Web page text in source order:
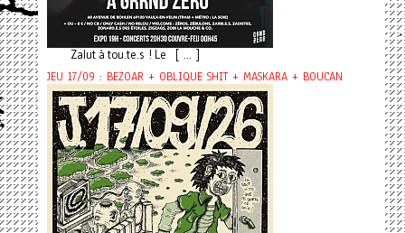
Zalut à tou.te.s ! Le [ ... ]
JEU 17/09 : BEZOAR + OBLIQUE SHIT + MASKARA + BOUCAN